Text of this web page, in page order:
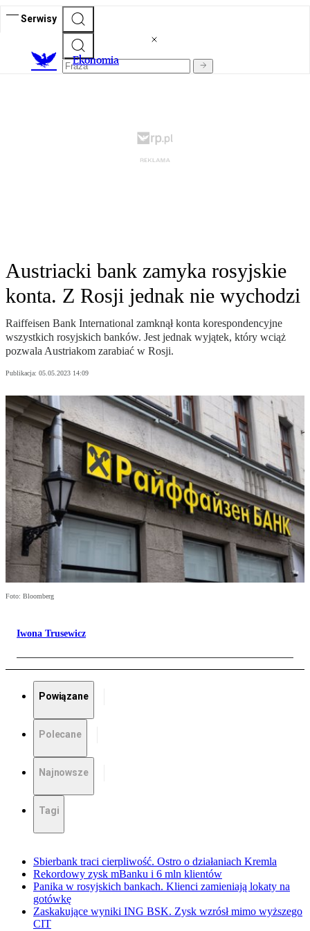
Serwisy
Ekonomia
Austriacki bank zamyka rosyjskie
konta. Z Rosji jednak nie wychodzi
Raiffeisen Bank International zamknął konta korespondencyjne
wszystkich rosyjskich banków. Jest jednak wyjątek, który wciąż
pozwala Austriakom zarabiać w Rosji.
Publikacja: 05.05.2023 14:09
Foto: Bloomberg
Iwona Trusewicz
Powiązane
Polecane
Najnowsze
Tagi
Sbierbank traci cierpliwość. Ostro o działaniach Kremla
Rekordowy zysk mBanku i 6 mln klientów
Panika w rosyjskich bankach. Klienci zamieniają lokaty na
gotówkę
Zaskakujące wyniki ING BSK. Zysk wzrósł mimo wyższego
CIT